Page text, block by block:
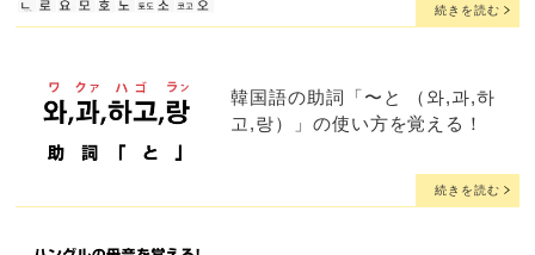
続きを読む
韓国語の助詞「〜と （와,과,하
고,랑）」の使い方を覚える！
続きを読む